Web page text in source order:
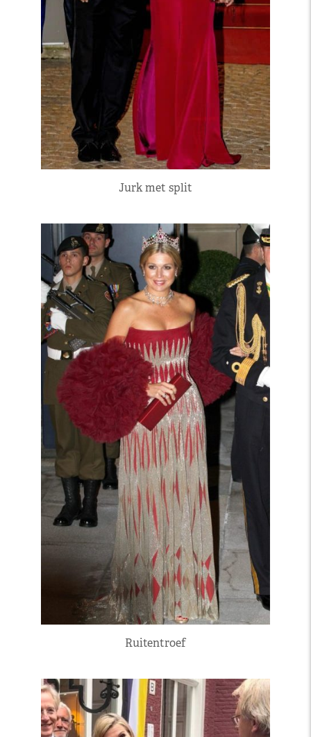
Jurk met split
Ruitentroef